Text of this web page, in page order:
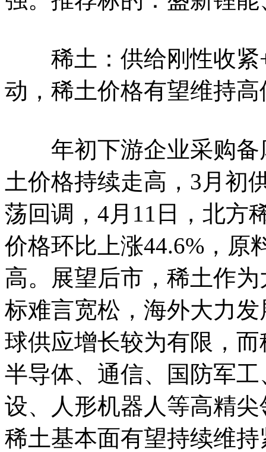
稀土：供给刚性收紧+
动，稀土价格有望维持高
年初下游企业采购备
土价格持续走高，3月初
荡回调，4月11日，北方
价格环比上涨44.6%，原
高。展望后市，稀土作
标难言宽松，海外大力
球供应增长较为有限，
半导体、通信、国防军
设、人形机器人等高精
稀土基本面有望持续维